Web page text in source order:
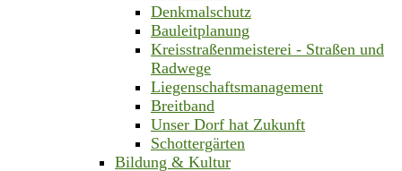
Denkmalschutz
Bauleitplanung
Kreisstraßenmeisterei - Straßen und
Radwege
Liegenschaftsmanagement
Breitband
Unser Dorf hat Zukunft
Schottergärten
Bildung & Kultur